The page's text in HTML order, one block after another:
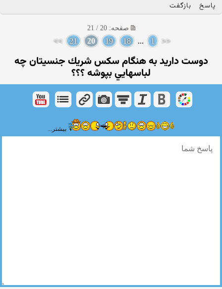
پاسخ بازگفت
صفحه: 20 / 21
<<
1
...
18
19
20
21
>>
دوست داريد به هنگام سكس شريك جنسيتان چه
لباسهايي بپوشه ؟؟؟
بیشتر...